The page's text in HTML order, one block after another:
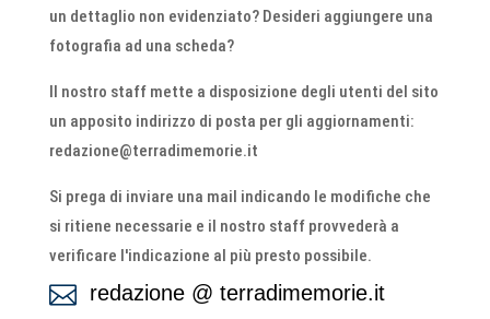
un dettaglio non evidenziato? Desideri aggiungere una
fotografia ad una scheda?
Il nostro staff mette a disposizione degli utenti del sito
un apposito indirizzo di posta per gli aggiornamenti:
redazione@terradimemorie.it
Si prega di inviare una mail indicando le modifiche che
si ritiene necessarie e il nostro staff provvederà a
verificare l'indicazione al più presto possibile.
 redazione @ terradimemorie.it